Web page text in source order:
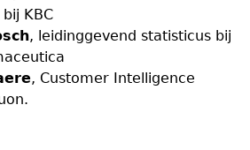
KBC
, leidinggevend statisticus bij
, Customer Intelligence